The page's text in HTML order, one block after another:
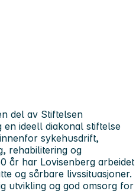
del av Stiftelsen
en ideell diakonal stiftelse
sykehusdrift,
rehabilitering og
år har Lovisenberg arbeidet
og sårbare livssituasjoner.
utvikling og god omsorg for